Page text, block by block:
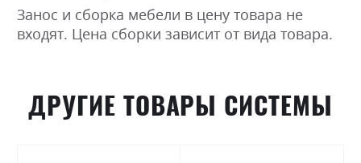
Занос и сборка мебели в цену товара не
входят. Цена сборки зависит от вида товара.
ДРУГИЕ ТОВАРЫ СИСТЕМЫ